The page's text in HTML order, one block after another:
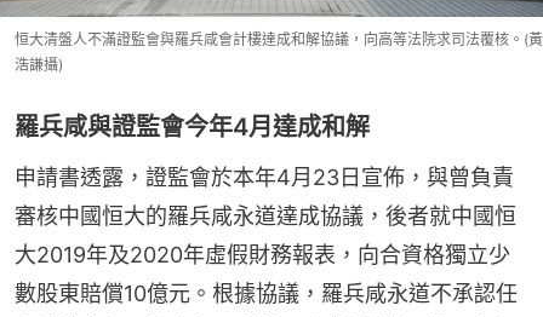
恒大清盤人不滿證監會與羅兵咸會計樓達成和解協議，向高等法院求司法覆核。(黃
浩謙攝)
羅兵咸與證監會今年4月達成和解
申請書透露，證監會於本年4月23日宣佈，與曾負責
審核中國恒大的羅兵咸永道達成協議，後者就中國恒
大2019年及2020年虛假財務報表，向合資格獨立少
數股東賠償10億元。根據協議，羅兵咸永道不承認任